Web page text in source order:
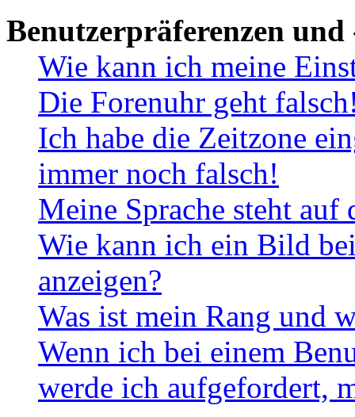
Benutzerpräferenzen und
Wie kann ich meine
Die Forenuhr geht
Ich habe die Zeitzone
immer noch falsch!
Meine Sprache steht
Wie kann ich ein Bild
anzeigen?
Was ist mein Rang und
Wenn ich bei einem
werde ich aufgefordert,